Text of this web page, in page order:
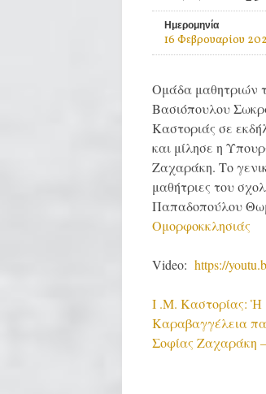
Ημερομηνία
16 Φεβρουαρίου
Ομάδα μαθητριών
Βασιόπουλου
Καστοριάς σε
και μίλησε η
Ζαχαράκη. Το
μαθήτριες του
Παπαδοπούλου
Ομορφοκκλησιάς
Video: https://
Ι .Μ. Καστορίας: Ἡ
Καραβαγγέλεια
Σοφίας Ζαχαράκη